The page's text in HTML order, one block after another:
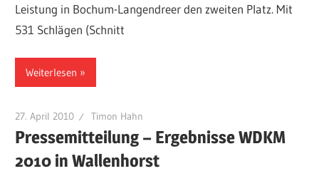
Leistung in Bochum-Langendreer den zweiten Platz. Mit
531 Schlägen (Schnitt
Weiterlesen
27. April 2010 Timon Hahn
Pressemitteilung – Ergebnisse WDKM
2010 in Wallenhorst